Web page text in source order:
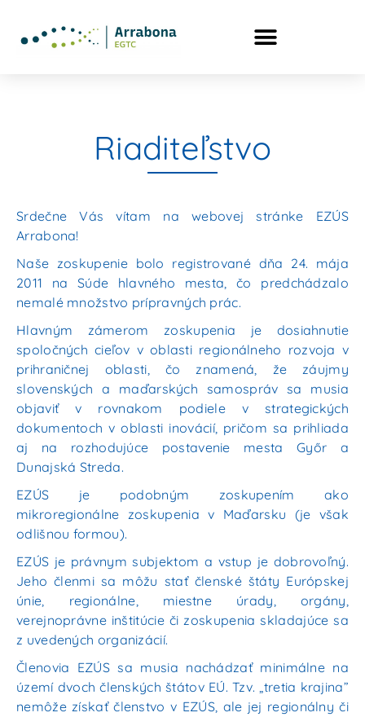
Riaditeľstvo
Srdečne Vás vítam na webovej stránke EZÚS
Arrabona!
Naše zoskupenie bolo registrované dňa 24. mája
2011 na Súde hlavného mesta, čo predchádzalo
nemalé množstvo prípravných prác.
Hlavným zámerom zoskupenia je dosiahnutie
spoločných cieľov v oblasti regionálneho rozvoja v
prihraničnej oblasti, čo znamená, že záujmy
slovenských a maďarských samospráv sa musia
objaviť v rovnakom podiele v strategických
dokumentoch v oblasti inovácií, pričom sa prihliada
aj na rozhodujúce postavenie mesta Győr a
Dunajská Streda.
EZÚS je podobným zoskupením ako
mikroregionálne zoskupenia v Maďarsku (je však
odlišnou formou).
EZÚS je právnym subjektom a vstup je dobrovoľný.
Jeho členmi sa môžu stať členské štáty Európskej
únie, regionálne, miestne úrady, orgány,
verejnoprávne inštitúcie či zoskupenia skladajúce sa
z uvedených organizácií.
Členovia EZÚS sa musia nachádzať minimálne na
území dvoch členských štátov EÚ. Tzv. „tretia krajina”
nemôže získať členstvo v EZÚS, ale jej regionálny či